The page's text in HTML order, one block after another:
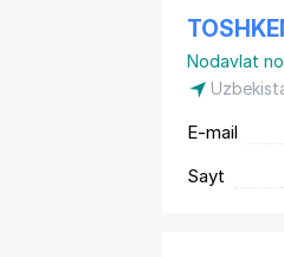
Nodavlat
E-mail
Sayt